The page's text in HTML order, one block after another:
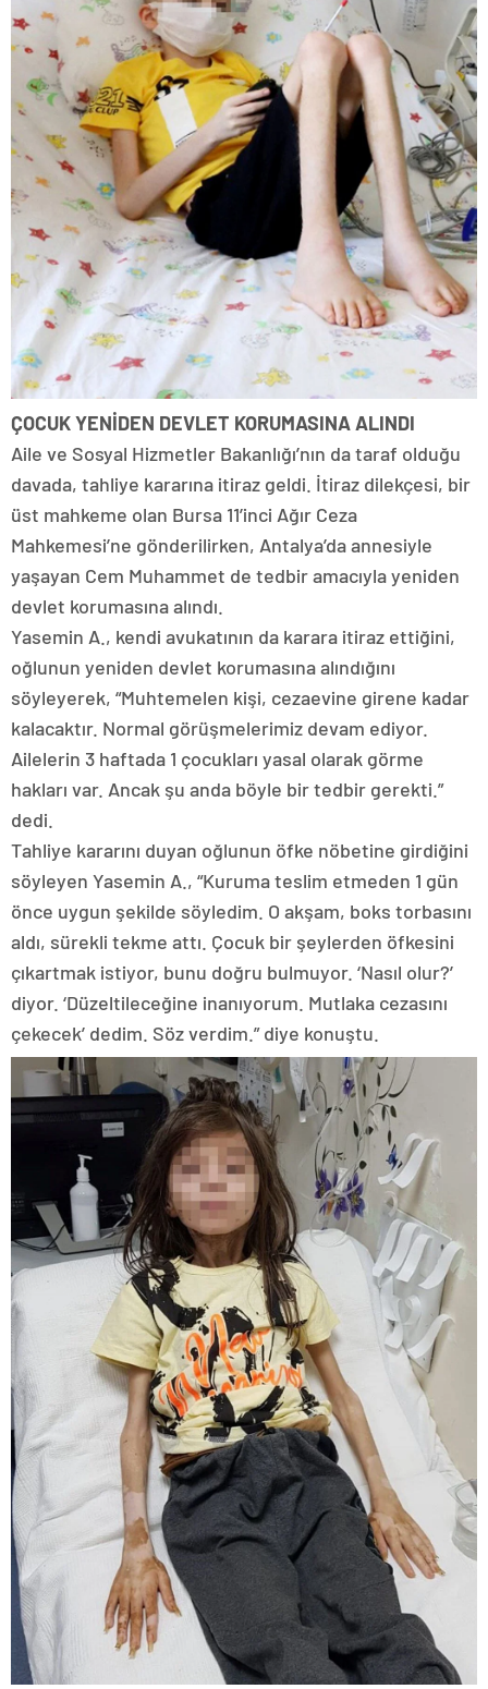
ÇOCUK YENİDEN DEVLET KORUMASINA ALINDI
Aile ve Sosyal Hizmetler Bakanlığı’nın da taraf olduğu
davada, tahliye kararına itiraz geldi. İtiraz dilekçesi, bir
üst mahkeme olan Bursa 11’inci Ağır Ceza
Mahkemesi’ne gönderilirken, Antalya’da annesiyle
yaşayan Cem Muhammet de tedbir amacıyla yeniden
devlet korumasına alındı.
Yasemin A., kendi avukatının da karara itiraz ettiğini,
oğlunun yeniden devlet korumasına alındığını
söyleyerek, “Muhtemelen kişi, cezaevine girene kadar
kalacaktır. Normal görüşmelerimiz devam ediyor.
Ailelerin 3 haftada 1 çocukları yasal olarak görme
hakları var. Ancak şu anda böyle bir tedbir gerekti.”
dedi.
Tahliye kararını duyan oğlunun öfke nöbetine girdiğini
söyleyen Yasemin A., “Kuruma teslim etmeden 1 gün
önce uygun şekilde söyledim. O akşam, boks torbasını
aldı, sürekli tekme attı. Çocuk bir şeylerden öfkesini
çıkartmak istiyor, bunu doğru bulmuyor. ‘Nasıl olur?’
diyor. ‘Düzeltileceğine inanıyorum. Mutlaka cezasını
çekecek’ dedim. Söz verdim.” diye konuştu.